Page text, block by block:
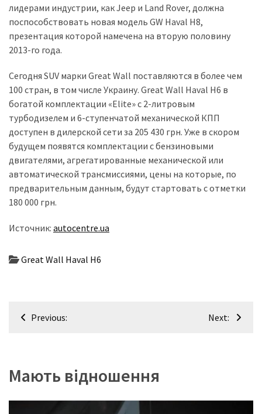
(142)
лидерами индустрии, как Jeep и Land Rover, должна
поспособствовать новая модель GW Haval H8,
презентация которой намечена на вторую половину
2013-го года.
Сегодня SUV марки Great Wall поставляются в более чем
100 стран, в том числе Украину. Great Wall Haval H6 в
богатой комплектации «Elite» с 2-литровым
турбодизелем и 6-ступенчатой механической КПП
доступен в дилерской сети за 205 430 грн. Уже в скором
будущем появятся комплектации с бензиновыми
двигателями, агрегатированные механической или
автоматической трансмиссиями, цены на которые, по
предварительным данным, будут стартовать с отметки
180 000 грн.
Источник: autocentre.ua
Great Wall Haval H6
Навігація
Previous: Next:
Мають відношення